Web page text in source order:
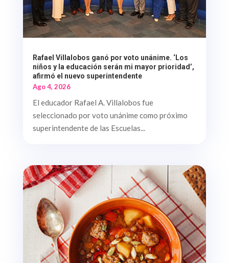
Rafael Villalobos ganó por voto unánime. ‘Los
niños y la educación serán mi mayor prioridad’,
afirmó el nuevo superintendente
Ago 4, 2026
El educador Rafael A. Villalobos fue
seleccionado por voto unánime como próximo
superintendente de las Escuelas...